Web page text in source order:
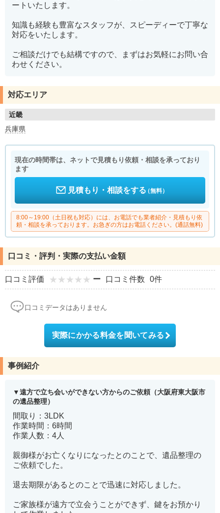
ートいたします。
知識も経験も豊富なスタッフが、スピーディーで丁寧な
対応をいたします。
ご相談だけでも結構ですので、まずはお気軽にお問い合
わせください。
対応エリア
近畿
兵庫県
現在の時間帯は、ネットで見積もり依頼・相談を承っており
ます
見積もり・相談をする（無料）
8:00～19:00（土日祝も対応）には、お電話でも業者紹介・見積もり依
頼・相談を承っております。お急ぎの方はお電話ください。(通話無料)
口コミ・評判・実際の支払い金額
口コミ評価 ー 口コミ件数 0件
口コミデータはありません
実際にかかる料金を聞いてみる
事例紹介
遠方で立ち会いができない方からのご依頼（大阪府東大阪市
の遺品整理）
間取り：3LDK
作業時間：6時間
作業人数：4人
親御様がお亡くなりになったとのことで、遺品整理の
ご依頼でした。
退去期限があるとのことで迅速に対応しました。
ご家族様が遠方で立会うことができず、鍵をお預かり